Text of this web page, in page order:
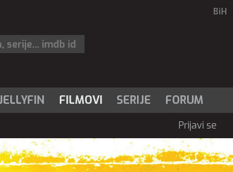
BiH
FILMOVI SERIJE FORUM
Prijavi se